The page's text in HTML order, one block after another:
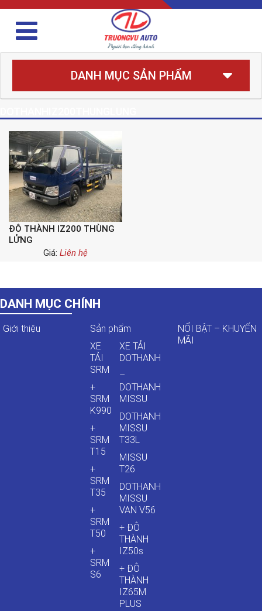
DANH MỤC SẢN PHẨM
ĐÔ THÀNH IZ200 THÙNG
LỬNG
Giá: Liên hệ
DANH MỤC CHÍNH
Giới thiệu
Sản phẩm
XE
TẢI
SRM
+
SRM
K990
+
SRM
T15
+
SRM
T35
+
SRM
T50
+
SRM
S6
XE TẢI
DOTHANH
–
DOTHANH
MISSU
DOTHANH
MISSU
T33L
MISSU
T26
DOTHANH
MISSU
VAN V56
+ ĐÔ
THÀNH
IZ50s
+ ĐÔ
THÀNH
IZ65M
PLUS
NỔI BẬT – KHUYẾN
MÃI